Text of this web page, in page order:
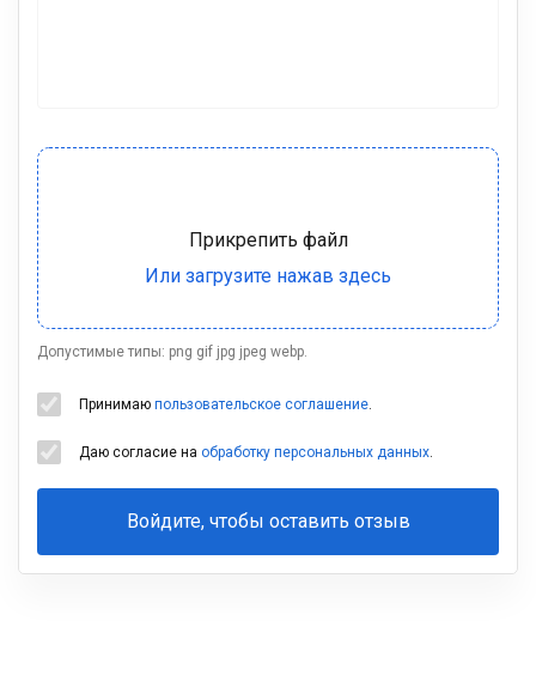
Допустимые типы: png gif jpg jpeg webp.
Принимаю пользовательское соглашение.
Даю согласие на обработку персональных данных.
Войдите, чтобы оставить отзыв
Ваша